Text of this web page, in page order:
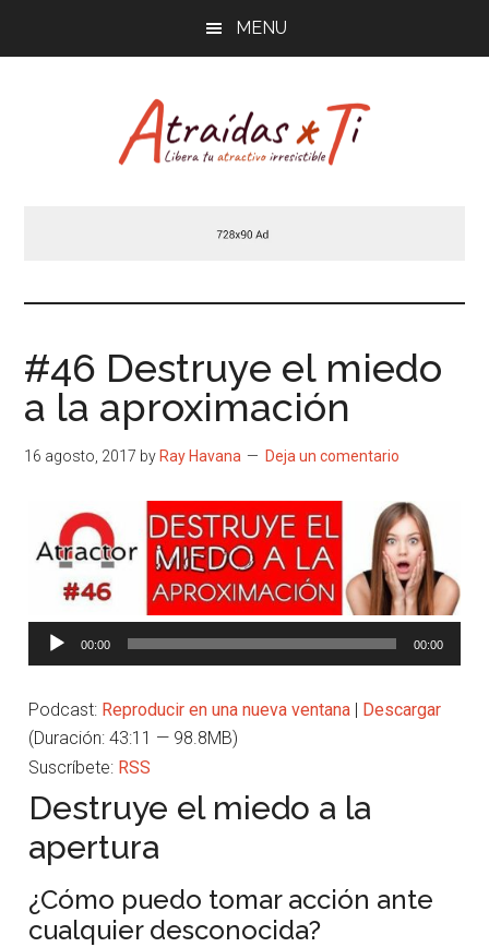
MENU
ti
#46 Destruye el miedo
a la aproximación
16 agosto, 2017 by Ray Havana Deja un comentario
Reproductor
de
00:00 00:00
Podcast: Reproducir en una nueva ventana | Descargar
(Duración: 43:11 — 98.8MB)
Suscríbete: RSS
Destruye el miedo a la
apertura
¿Cómo puedo tomar acción ante
cualquier desconocida?